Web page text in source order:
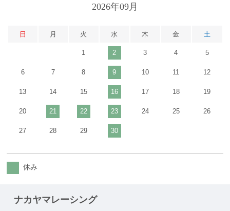
2026年09月
日 月 火 水 木 金 土
1 2 3 4 5
6 7 8 9 10 11 12
13 14 15 16 17 18 19
20 21 22 23 24 25 26
27 28 29 30
休み
ナカヤマレーシング